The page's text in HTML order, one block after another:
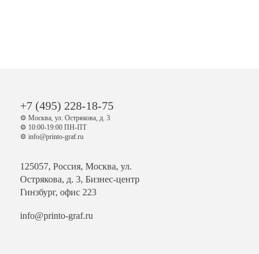
+7 (495) 228-18-75
⚙️ Москва, ул. Острякова, д. 3
⚙️ 10:00-19:00 ПН-ПТ
⚙️ info@printo-graf.ru
125057, Россия, Москва, ул.
Острякова, д. 3, Бизнес-центр
Гинзбург, офис 223
info@printo-graf.ru